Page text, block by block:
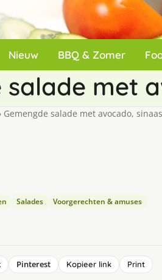
Nieuw BBQ & Zomer
salade met
Gemengde salade met avocado,
Salades Voorgerechten & amuses
Pinterest Kopieer link Print